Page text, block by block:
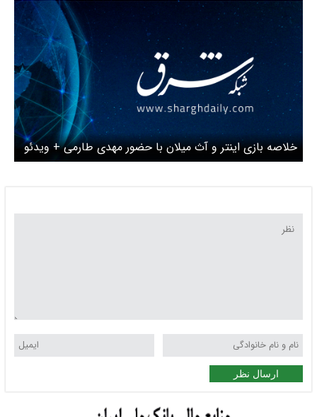
خلاصه بازی اینتر و آث میلان با حضور مهدی طارمی + ویدئو
ارسال نظر